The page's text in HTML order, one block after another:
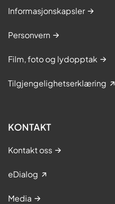
Informasjonskapsler
Personvern
Film, foto og lydopptak
Tilgjengelighetserklæring
KONTAKT
Kontakt oss
eDialog
Media